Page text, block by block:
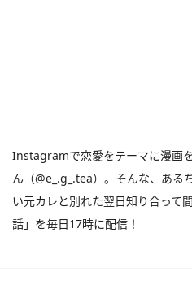
Instagramで恋愛をテーマに漫画
ん（@e_.g_.tea）。そんな、ある
い元カレと別れた翌日知り合って
話」を毎日17時に配信！